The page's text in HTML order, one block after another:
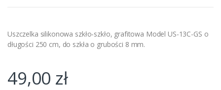
Uszczelka silikonowa szkło-szkło, grafitowa Model US-13C-GS o
długości 250 cm, do szkła o grubości 8 mm.
49,00 zł